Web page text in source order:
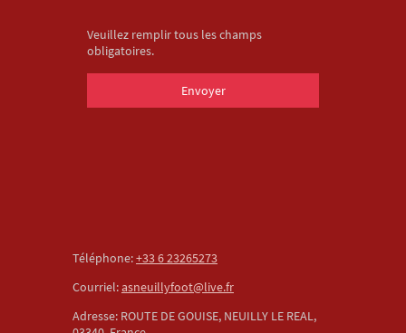
Veuillez remplir tous les champs
obligatoires.
Envoyer
Téléphone:+33 6 23265273
Courriel:asneuillyfoot@live.fr
Adresse: ROUTE DE GOUISE, NEUILLY LE REAL,